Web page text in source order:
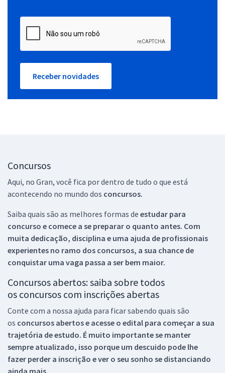
Receber novidades
Concursos
Aqui, no Gran, você fica por dentro de tudo o que está
acontecendo no mundo dos concursos.
Saiba quais são as melhores formas de estudar para
concurso e comece a se preparar o quanto antes. Com
muita dedicação, disciplina e uma ajuda de profissionais
experientes no ramo dos concursos, a sua chance de
conquistar uma vaga passa a ser bem maior.
Concursos abertos: saiba sobre todos
os concursos com inscrições abertas
Conte com a nossa ajuda para ficar sabendo quais são
os concursos abertos e acesse o edital para começar a sua
trajetória de estudo. É muito importante se manter
sempre atualizado, isso porque um descuido pode lhe
fazer perder a inscrição e ver o seu sonho se distanciando
ainda mais.